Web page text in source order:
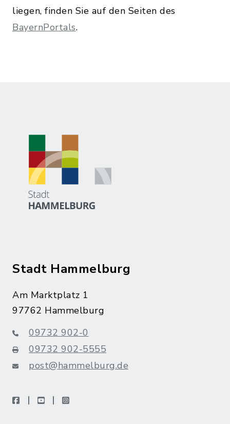
liegen, finden Sie auf den Seiten des
BayernPortals.
Stadt Hammelburg
Am Marktplatz 1
97762 Hammelburg
09732 902-0
09732 902-5555
post@hammelburg.de
facebookyoutubeinstagram